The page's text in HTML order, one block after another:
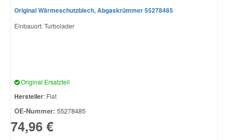
Original Wärmeschutzblech, Abgaskrümmer 55278485
Einbauort: Turbolader
Original Ersatzteil
Hersteller: Fiat
OE-Nummer: 55278485
74,96 €